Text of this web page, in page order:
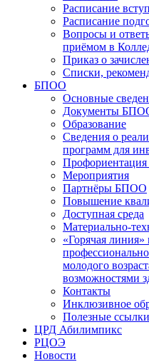
Расписание
Расписание
Вопросы и
приёмом в
Приказ о
Списки,
БПОО
Основные
Документы
Образование
Сведения о
программ для
Профориентация
Мероприятия
Партнёры БПОО
Повышение
Доступная среда
Материально-
«Горячая
молодого
возможностями
Контакты
Инклюзивное
Полезные ссылки
ЦРД Абилимпикс
РЦОЭ
Новости